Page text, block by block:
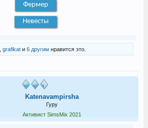
Фермер
Невесты
grafikatи 6 другим нравится это.
Katenavampirsha
Гуру
Активист SimsMix 2021